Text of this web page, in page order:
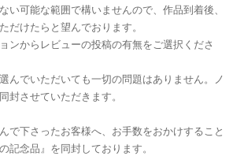
い可能な範囲で構いませんので、作品到着後、
だけたらと望んでおります。
ンからレビューの投稿の有無をご選択くださ
んでいただいても一切の問題はありません。ノ
封させていただきます。
で下さったお客様へ、お手数をおかけすること
記念品』を同封しております。